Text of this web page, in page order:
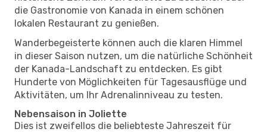
die Gastronomie von Kanada in einem schönen
lokalen Restaurant zu genießen.
Wanderbegeisterte können auch die klaren Himmel
in dieser Saison nutzen, um die natürliche Schönheit
der Kanada-Landschaft zu entdecken. Es gibt
Hunderte von Möglichkeiten für Tagesausflüge und
Aktivitäten, um Ihr Adrenalinniveau zu testen.
Nebensaison in Joliette
Dies ist zweifellos die beliebteste Jahreszeit für